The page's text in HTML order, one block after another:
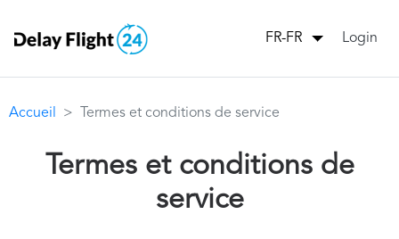
FR-FR Login
Accueil Termes et conditions de service
Termes et conditions de
service